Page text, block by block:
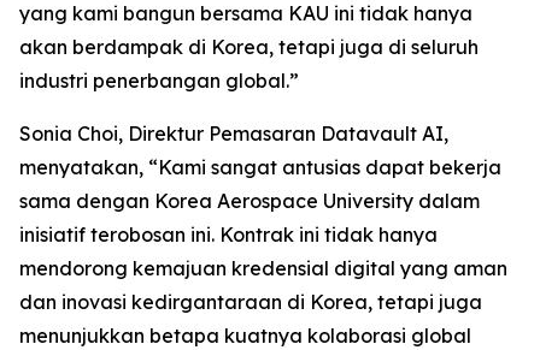
yang kami bangun bersama KAU ini tidak hanya
akan berdampak di Korea, tetapi juga di seluruh
industri penerbangan global.”
Sonia Choi, Direktur Pemasaran Datavault AI,
menyatakan, “Kami sangat antusias dapat bekerja
sama dengan Korea Aerospace University dalam
inisiatif terobosan ini. Kontrak ini tidak hanya
mendorong kemajuan kredensial digital yang aman
dan inovasi kedirgantaraan di Korea, tetapi juga
menunjukkan betapa kuatnya kolaborasi global